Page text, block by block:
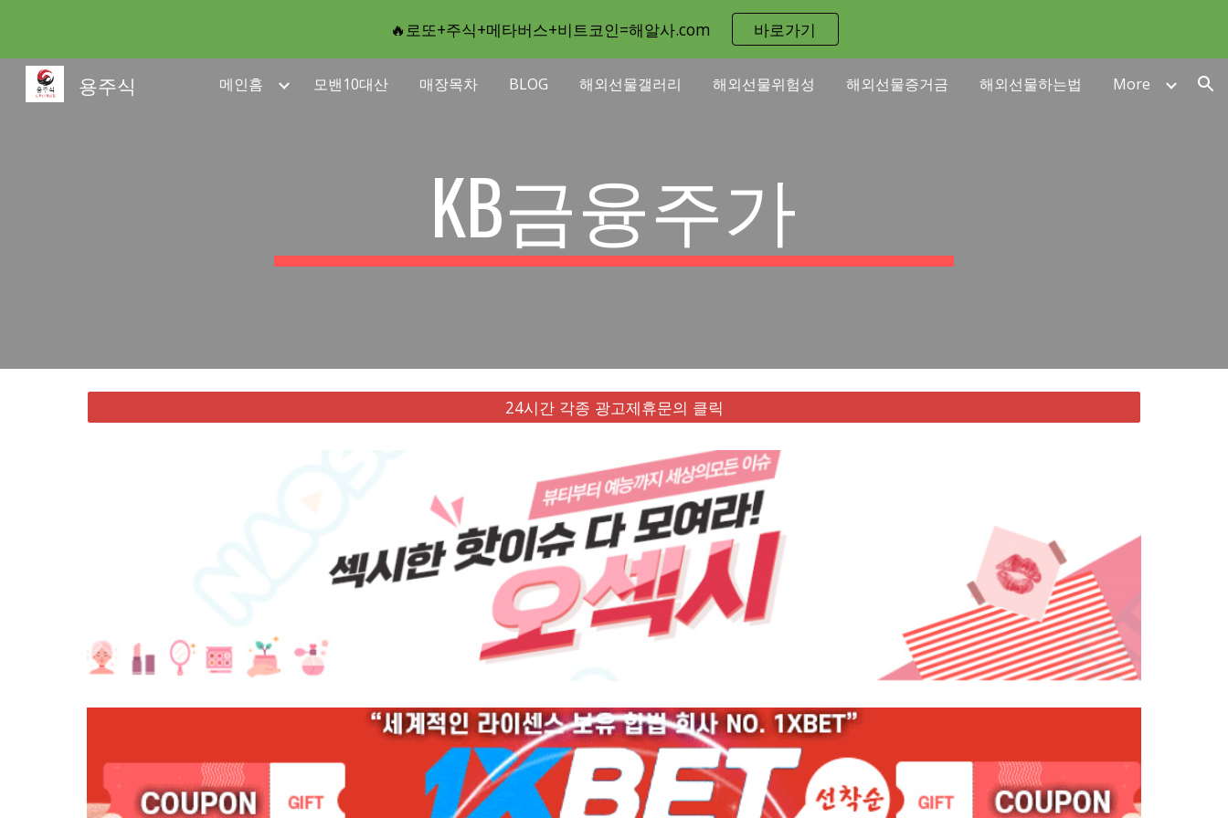
Skip to main content Skip to navigation
🔥로또+주식+메타버스+비트코인=해알사.com 바로가기
용주식 메인홈 모밴10대산 매장목차 BLOG 해외선물갤러리 해외선물위험성 해외선물증거금 해외선물하는법 More
KB금융주가
24시간 각종 광고제휴문의 클릭